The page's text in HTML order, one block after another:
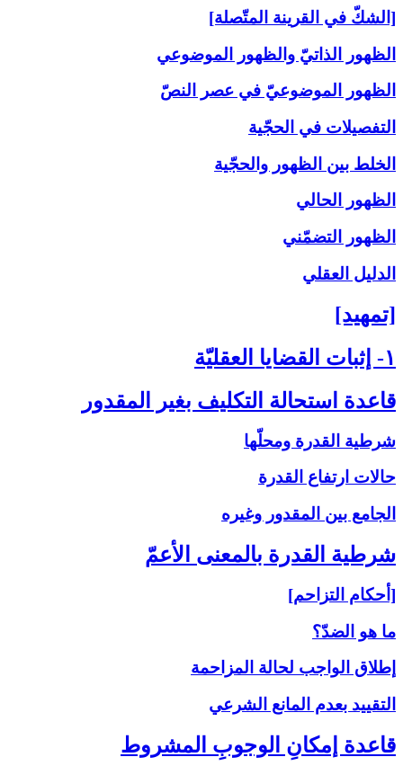
[الشكّ في القرينة المتّصلة]
الظهور الذاتيّ والظهور الموضوعي
الظهور الموضوعيّ في عصر النصّ
التفصيلات في الحجّية
الخلط بين الظهور والحجّية
الظهور الحالي
الظهور التضمّني
الدليل العقلي
[تمهيد]
۱- إثبات القضايا العقليّة
قاعدة استحالة التكليف بغير المقدور
شرطية القدرة ومحلّها
حالات ارتفاع القدرة
الجامع بين المقدور وغيره
شرطية القدرة بالمعنى‏ الأعمّ‏
[أحكام التزاحم]
ما هو الضدّ؟
إطلاق الواجب لحالة المزاحمة
التقييد بعدم المانع الشرعي
قاعدة إمكانِ الوجوبِ المشروط